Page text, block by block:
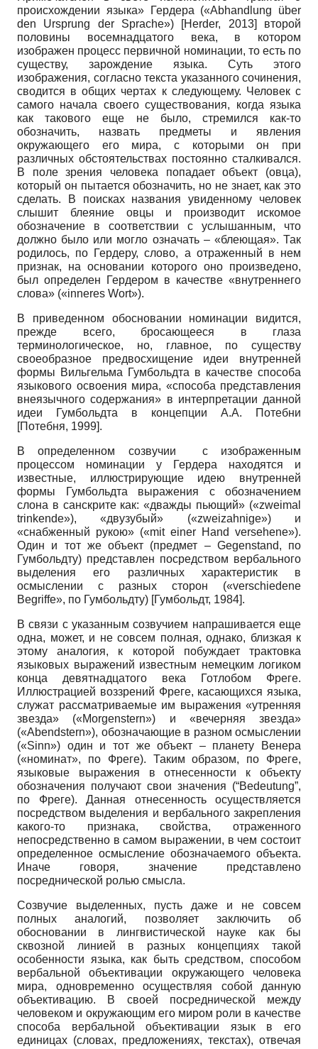
происхождении языка» Гердера («Abhandlung über
den Ursprung der Sprache») [Herder, 2013] второй
половины восемнадцатого века, в котором
изображен процесс первичной номинации, то есть по
существу, зарождение языка. Суть этого
изображения, согласно текста указанного сочинения,
сводится в общих чертах к следующему. Человек с
самого начала своего существования, когда языка
как такового еще не было, стремился как-то
обозначить, назвать предметы и явления
окружающего его мира, с которыми он при
различных обстоятельствах постоянно сталкивался.
В поле зрения человека попадает объект (овца),
который он пытается обозначить, но не знает, как это
сделать. В поисках названия увиденному человек
слышит блеяние овцы и производит искомое
обозначение в соответствии с услышанным, что
должно было или могло означать – «блеющая». Так
родилось, по Гердеру, слово, а отраженный в нем
признак, на основании которого оно произведено,
был определен Гердером в качестве «внутреннего
слова» («inneres Wort»).
В приведенном обосновании номинации видится,
прежде всего, бросающееся в глаза
терминологическое, но, главное, по существу
своеобразное предвосхищение идеи внутренней
формы Вильгельма Гумбольдта в качестве способа
языкового освоения мира, «способа представления
внеязычного содержания» в интерпретации данной
идеи Гумбольдта в концепции А.А. Потебни
[Потебня, 1999].
В определенном созвучии с изображенным
процессом номинации у Гердера находятся и
известные, иллюстрирующие идею внутренней
формы Гумбольдта выражения с обозначением
слона в санскрите как: «дважды пьющий» («zweimal
trinkende»), «двузубый» («zweizahnige») и
«снабженный рукою» («mit einer Hand versehene»).
Один и тот же объект (предмет – Gegenstand, по
Гумбольдту) представлен посредством вербального
выделения его различных характеристик в
осмыслении с разных сторон («verschiedene
Begriffe», по Гумбольдту) [Гумбольдт, 1984].
В связи с указанным созвучием напрашивается еще
одна, может, и не совсем полная, однако, близкая к
этому аналогия, к которой побуждает трактовка
языковых выражений известным немецким логиком
конца девятнадцатого века Готлобом Фреге.
Иллюстрацией воззрений Фреге, касающихся языка,
служат рассматриваемые им выражения «утренняя
звезда» («Morgenstern») и «вечерняя звезда»
(«Abendstern»), обозначающие в разном осмыслении
(«Sinn») один и тот же объект – планету Венера
(«номинат», по Фреге). Таким образом, по Фреге,
языковые выражения в отнесенности к объекту
обозначения получают свои значения (“Bedeutung”,
по Фреге). Данная отнесенность осуществляется
посредством выделения и вербального закрепления
какого-то признака, свойства, отраженного
непосредственно в самом выражении, в чем состоит
определенное осмысление обозначаемого объекта.
Иначе говоря, значение представлено
посреднической ролью смысла.
Созвучие выделенных, пусть даже и не совсем
полных аналогий, позволяет заключить об
обосновании в лингвистической науке как бы
сквозной линией в разных концепциях такой
особенности языка, как быть средством, способом
вербальной объективации окружающего человека
мира, одновременно осуществляя собой данную
объективацию. В своей посреднической между
человеком и окружающим его миром роли в качестве
способа вербальной объективации язык в его
единицах (словах, предложениях, текстах), отвечая